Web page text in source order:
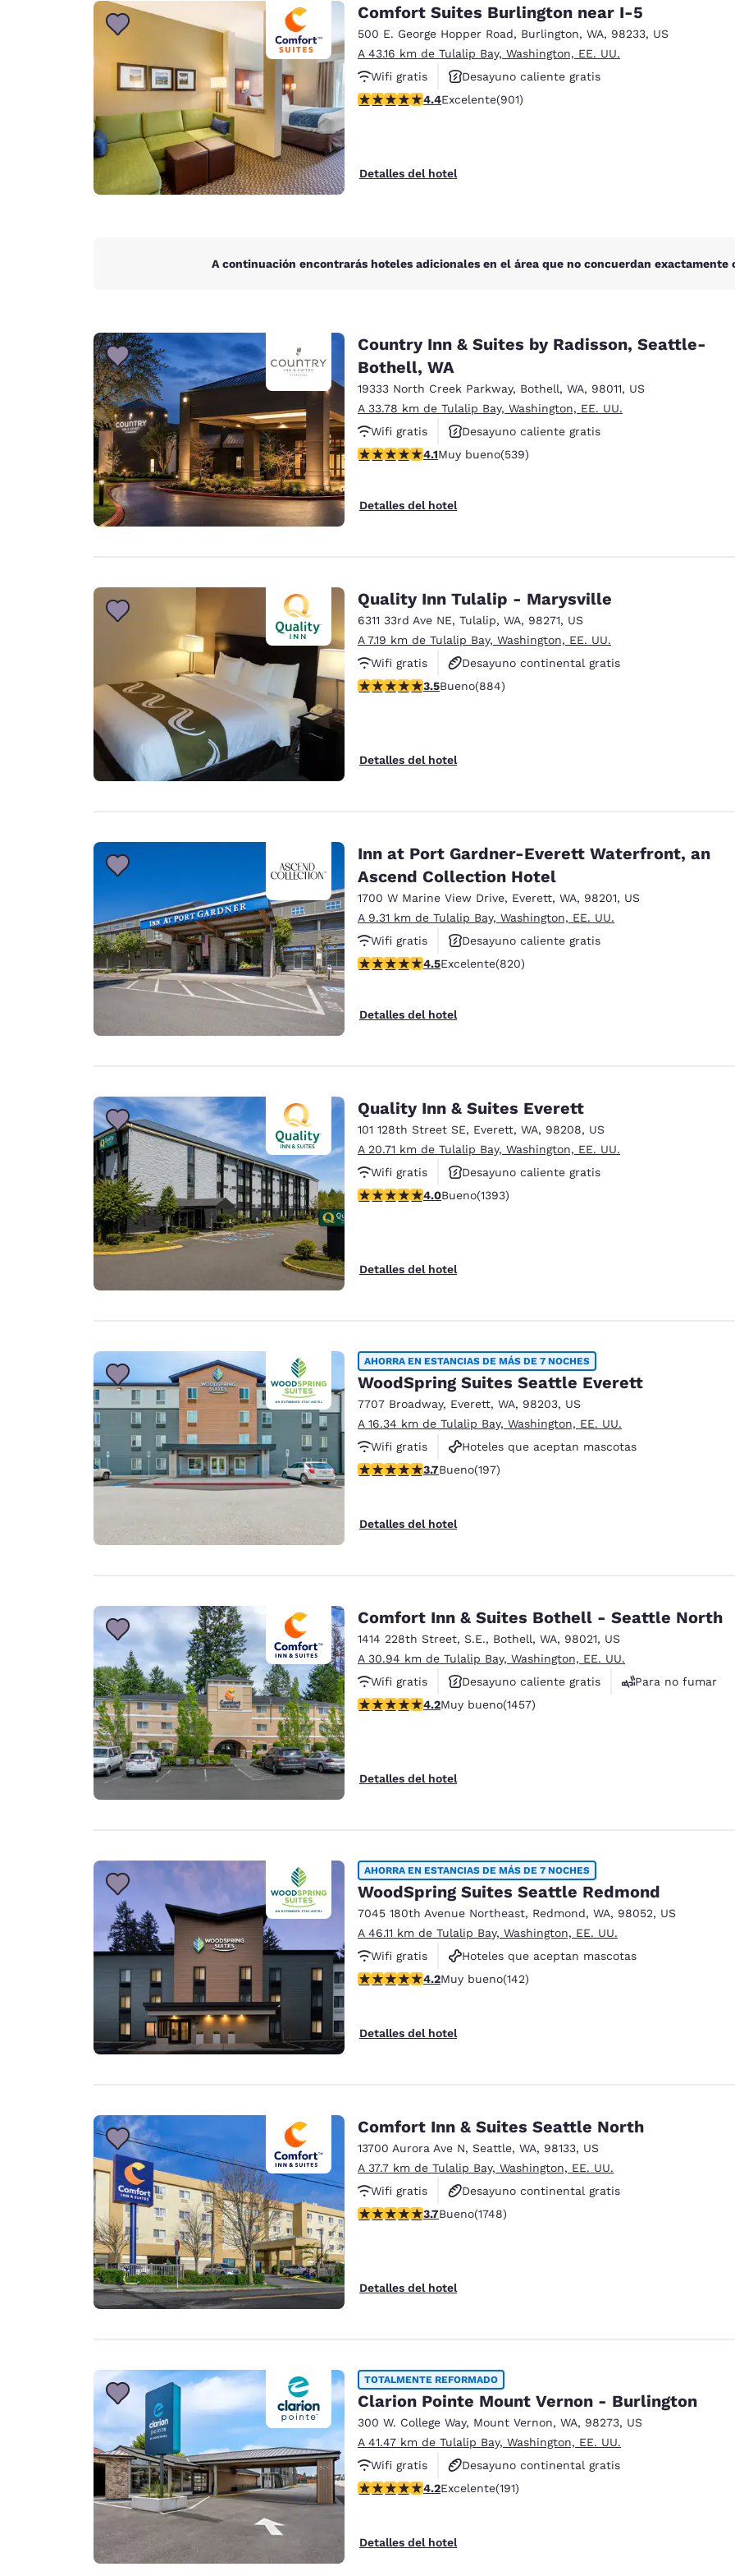
Español
Europa
Deutschland
Deutsch
Germany
English
Spain
English
Ireland
Comfort Suites Burlington near I-5
500 E. George Hopper Road, Burlington, WA, 98233, US
A 43.16 km de Tulalip Bay, Washington, EE. UU.
Wifi gratis
Desayuno caliente gratis
Hoteles que aceptan mascotas
Calificación de 4.4 estrellas. Excelente. 901 reseñas
4.4Excelente(901)
Detalles del hotel
A continuación encontrarás hoteles adicionales en el área que no concuerdan
Country Inn & Suites by Radisson, Seattle-
Bothell, WA
19333 North Creek Parkway, Bothell, WA, 98011, US
A 33.78 km de Tulalip Bay, Washington, EE. UU.
Wifi gratis
Desayuno caliente gratis
Hoteles que aceptan mascotas
Calificación de 4.09 estrellas. Muy bueno. 539 reseñas
4.1Muy bueno(539)
Detalles del hotel
Quality Inn Tulalip - Marysville
6311 33rd Ave NE, Tulalip, WA, 98271, US
A 7.19 km de Tulalip Bay, Washington, EE. UU.
Wifi gratis
Desayuno continental gratis
Hoteles que aceptan mascotas
Calificación de 3.53 estrellas. Bueno. 884 reseñas
3.5Bueno(884)
Detalles del hotel
Inn at Port Gardner-Everett Waterfront, an
Ascend Collection Hotel
1700 W Marine View Drive, Everett, WA, 98201, US
A 9.31 km de Tulalip Bay, Washington, EE. UU.
Wifi gratis
Desayuno caliente gratis
Hoteles que aceptan mascotas
Calificación de 4.49 estrellas. Excelente. 820 reseñas
4.5Excelente(820)
Detalles del hotel
Quality Inn & Suites Everett
101 128th Street SE, Everett, WA, 98208, US
A 20.71 km de Tulalip Bay, Washington, EE. UU.
Wifi gratis
Desayuno caliente gratis
Hoteles que aceptan mascotas
Calificación de 3.98 estrellas. Bueno. 1393 reseñas
4.0Bueno(1393)
Detalles del hotel
AHORRA EN ESTANCIAS DE MÁS DE 7 NOCHES
WoodSpring Suites Seattle Everett
7707 Broadway, Everett, WA, 98203, US
A 16.34 km de Tulalip Bay, Washington, EE. UU.
Wifi gratis
Hoteles que aceptan mascotas
Para no fumar
Calificación de 3.7 estrellas. Bueno. 197 reseñas
3.7Bueno(197)
Detalles del hotel
Comfort Inn & Suites Bothell - Seattle North
1414 228th Street, S.E., Bothell, WA, 98021, US
A 30.94 km de Tulalip Bay, Washington, EE. UU.
Wifi gratis
Desayuno caliente gratis
Para no fumar
Calificación de 4.17 estrellas. Muy bueno. 1457 reseñas
4.2Muy bueno(1457)
Detalles del hotel
AHORRA EN ESTANCIAS DE MÁS DE 7 NOCHES
WoodSpring Suites Seattle Redmond
7045 180th Avenue Northeast, Redmond, WA, 98052, US
A 46.11 km de Tulalip Bay, Washington, EE. UU.
Wifi gratis
Hoteles que aceptan mascotas
Para no fumar
Calificación de 4.15 estrellas. Muy bueno. 142 reseñas
4.2Muy bueno(142)
Detalles del hotel
Comfort Inn & Suites Seattle North
13700 Aurora Ave N, Seattle, WA, 98133, US
A 37.7 km de Tulalip Bay, Washington, EE. UU.
Wifi gratis
Desayuno continental gratis
Desayuno caliente gratis
Calificación de 3.74 estrellas. Bueno. 1748 reseñas
3.7Bueno(1748)
Detalles del hotel
TOTALMENTE REFORMADO
Clarion Pointe Mount Vernon - Burlington
300 W. College Way, Mount Vernon, WA, 98273, US
A 41.47 km de Tulalip Bay, Washington, EE. UU.
Wifi gratis
Desayuno continental gratis
Hoteles que aceptan mascotas
Calificación de 4.23 estrellas. Excelente. 191 reseñas
4.2Excelente(191)
Detalles del hotel